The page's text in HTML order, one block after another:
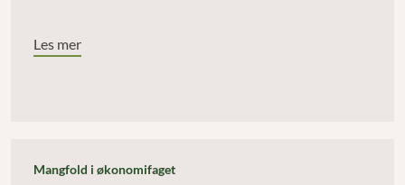
Les mer
Mangfold i økonomifaget